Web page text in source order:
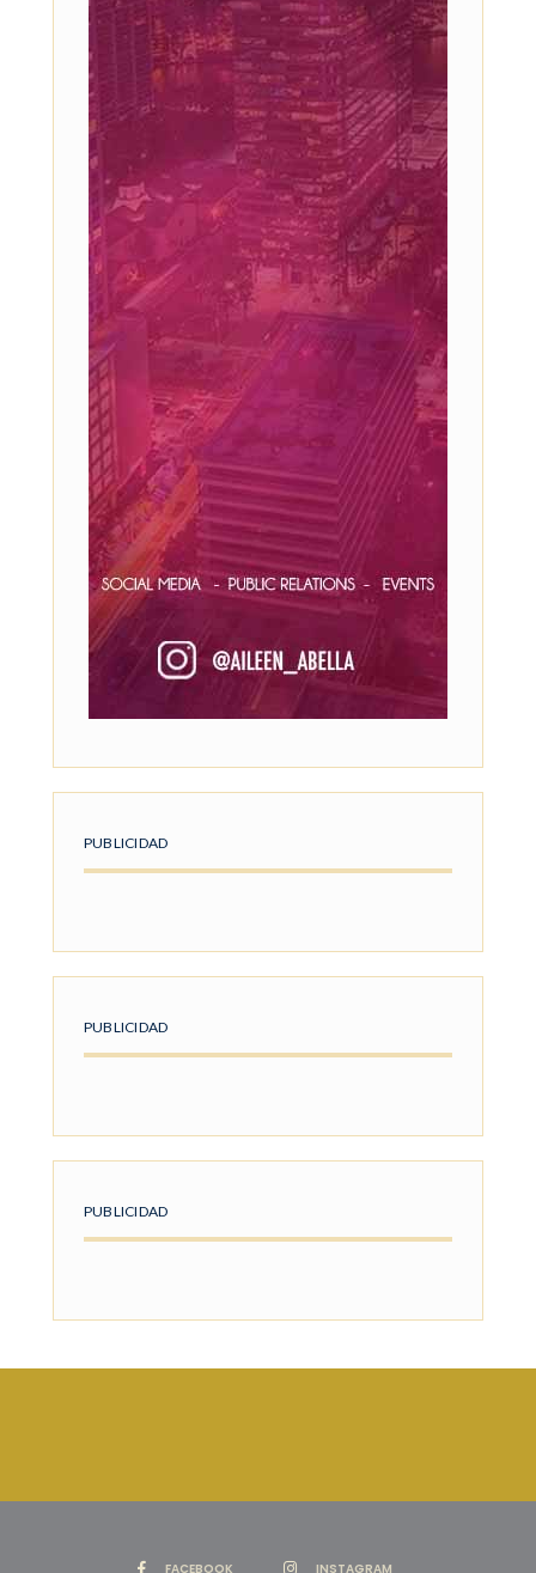
PUBLICIDAD
PUBLICIDAD
PUBLICIDAD
FACEBOOK INSTAGRAM